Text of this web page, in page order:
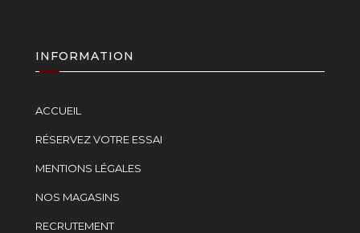
INFORMATION
ACCUEIL
RÉSERVEZ VOTRE ESSAI
MENTIONS LÉGALES
NOS MAGASINS
RECRUTEMENT